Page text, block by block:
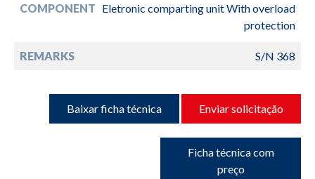
COMPONENT Eletronic comparting unit With overload
protection
REMARKS S/N 368
Baixar ficha técnica Enviar solicitação
Ficha técnica com
preço